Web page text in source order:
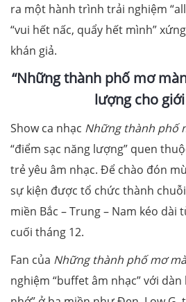
ra một hành trình trải nghiệm
“vui hết nấc, quẩy hết mình”
khán giả.
“Những thành phố mơ
lượng cho
Show ca nhạc Những thành phố
“điểm sạc năng lượng” quen
trẻ yêu âm nhạc. Để chào đón
sự kiện được tổ chức thành
miền Bắc – Trung – Nam kéo dài
cuối tháng 12.
Fan của Những thành phố mơ
nghiệm “buffet âm nhạc” với